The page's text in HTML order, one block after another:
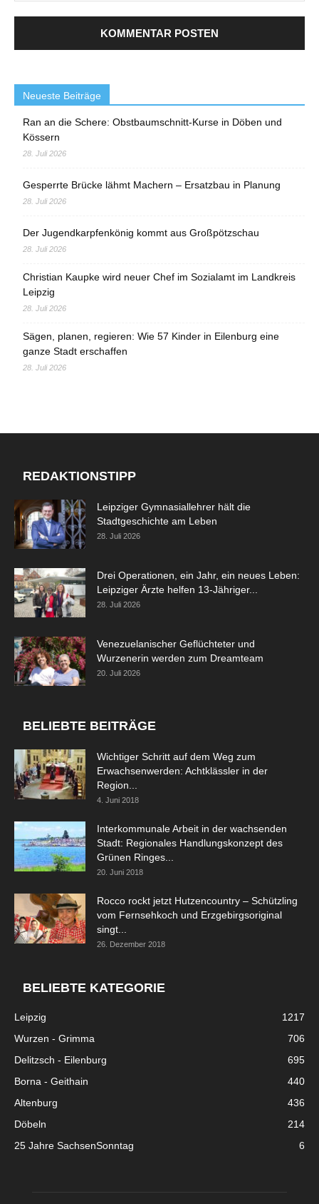
Neueste Beiträge
Ran an die Schere: Obstbaumschnitt-Kurse in Döben und
Kössern
28. Juli 2026
Gesperrte Brücke lähmt Machern – Ersatzbau in Planung
28. Juli 2026
Der Jugendkarpfenkönig kommt aus Großpötzschau
28. Juli 2026
Christian Kaupke wird neuer Chef im Sozialamt im Landkreis
Leipzig
28. Juli 2026
Sägen, planen, regieren: Wie 57 Kinder in Eilenburg eine
ganze Stadt erschaffen
28. Juli 2026
REDAKTIONSTIPP
Leipziger Gymnasiallehrer hält die
Stadtgeschichte am Leben
28. Juli 2026
Drei Operationen, ein Jahr, ein neues Leben:
Leipziger Ärzte helfen 13-Jähriger...
28. Juli 2026
Venezuelanischer Geflüchteter und
Wurzenerin werden zum Dreamteam
20. Juli 2026
BELIEBTE BEITRÄGE
Wichtiger Schritt auf dem Weg zum
Erwachsenwerden: Achtklässler in der
Region...
4. Juni 2018
Interkommunale Arbeit in der wachsenden
Stadt: Regionales Handlungskonzept des
Grünen Ringes...
20. Juni 2018
Rocco rockt jetzt Hutzencountry – Schützling
vom Fernsehkoch und Erzgebirgsoriginal
singt...
26. Dezember 2018
BELIEBTE KATEGORIE
Leipzig
1217
Wurzen - Grimma
706
Delitzsch - Eilenburg
695
Borna - Geithain
440
Altenburg
436
Döbeln
214
25 Jahre SachsenSonntag
6